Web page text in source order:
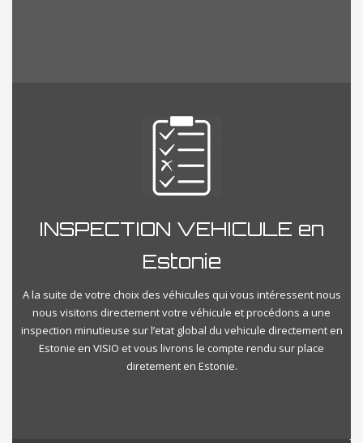
INSPECTION VEHICULE en
Estonie
A la suite de votre choix des véhicules qui vous intéressent nous
nous visitons directement votre véhicule et procédons a une
inspection minutieuse sur l’etat global du vehicule directement en
Estonie en VISIO et vous livrons le compte rendu sur place
diretement en Estonie.